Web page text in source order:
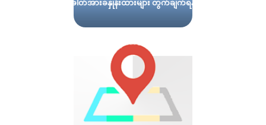
ဓါတ်အားခနှုန်းထားများ တွက်ချက်ရန်